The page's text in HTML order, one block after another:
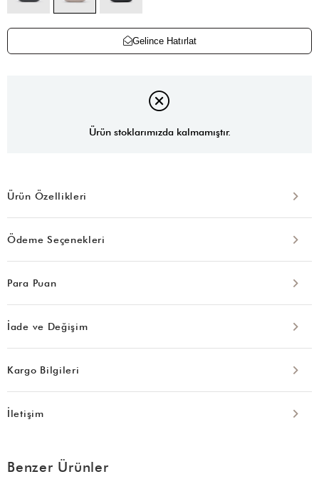
Gelince Hatırlat
Ürün stoklarımızda kalmamıştır.
Ürün Özellikleri
Ödeme Seçenekleri
Para Puan
İade ve Değişim
Kargo Bilgileri
İletişim
Benzer Ürünler